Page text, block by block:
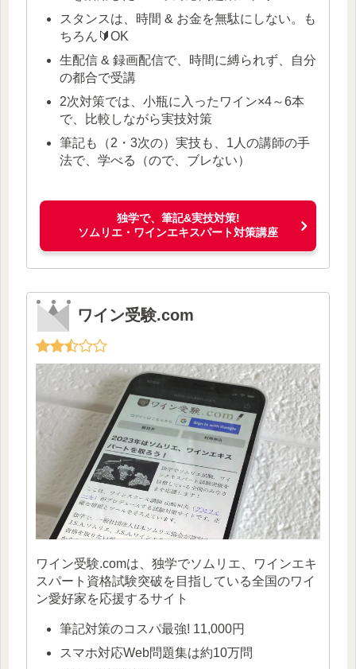
スタンスは、時間 & お金を無駄にしない。も
ちろん🔰OK
生配信 & 録画配信で、時間に縛られず、自分
の都合で受講
2次対策では、小瓶に入ったワイン×4～6本
で、比較しながら実技対策
筆記も（2・3次の）実技も、1人の講師の手
法で、学べる（ので、ブレない）
独学で、筆記&実技対策!
ソムリエ・ワインエキスパート対策講座
ワイン受験.com
ワイン受験.comは、独学でソムリエ、ワインエキ
スパート資格試験突破を目指している全国のワイ
ン愛好家を応援するサイト
筆記対策のコスパ最強! 11,000円
スマホ対応Web問題集は約10万問